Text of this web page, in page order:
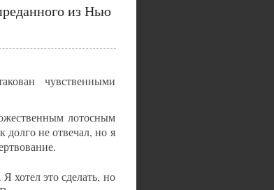
из Нью
чувственными
лотосным
долго не отвечал, но я
это сделать, но